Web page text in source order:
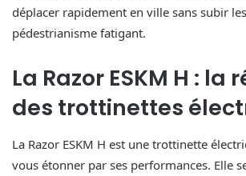
déplacer rapidement en ville sans subir
pédestrianisme fatigant.
La Razor ESKM H : la
des trottinettes
La Razor ESKM H est une trottinette
vous étonner par ses performances. Elle